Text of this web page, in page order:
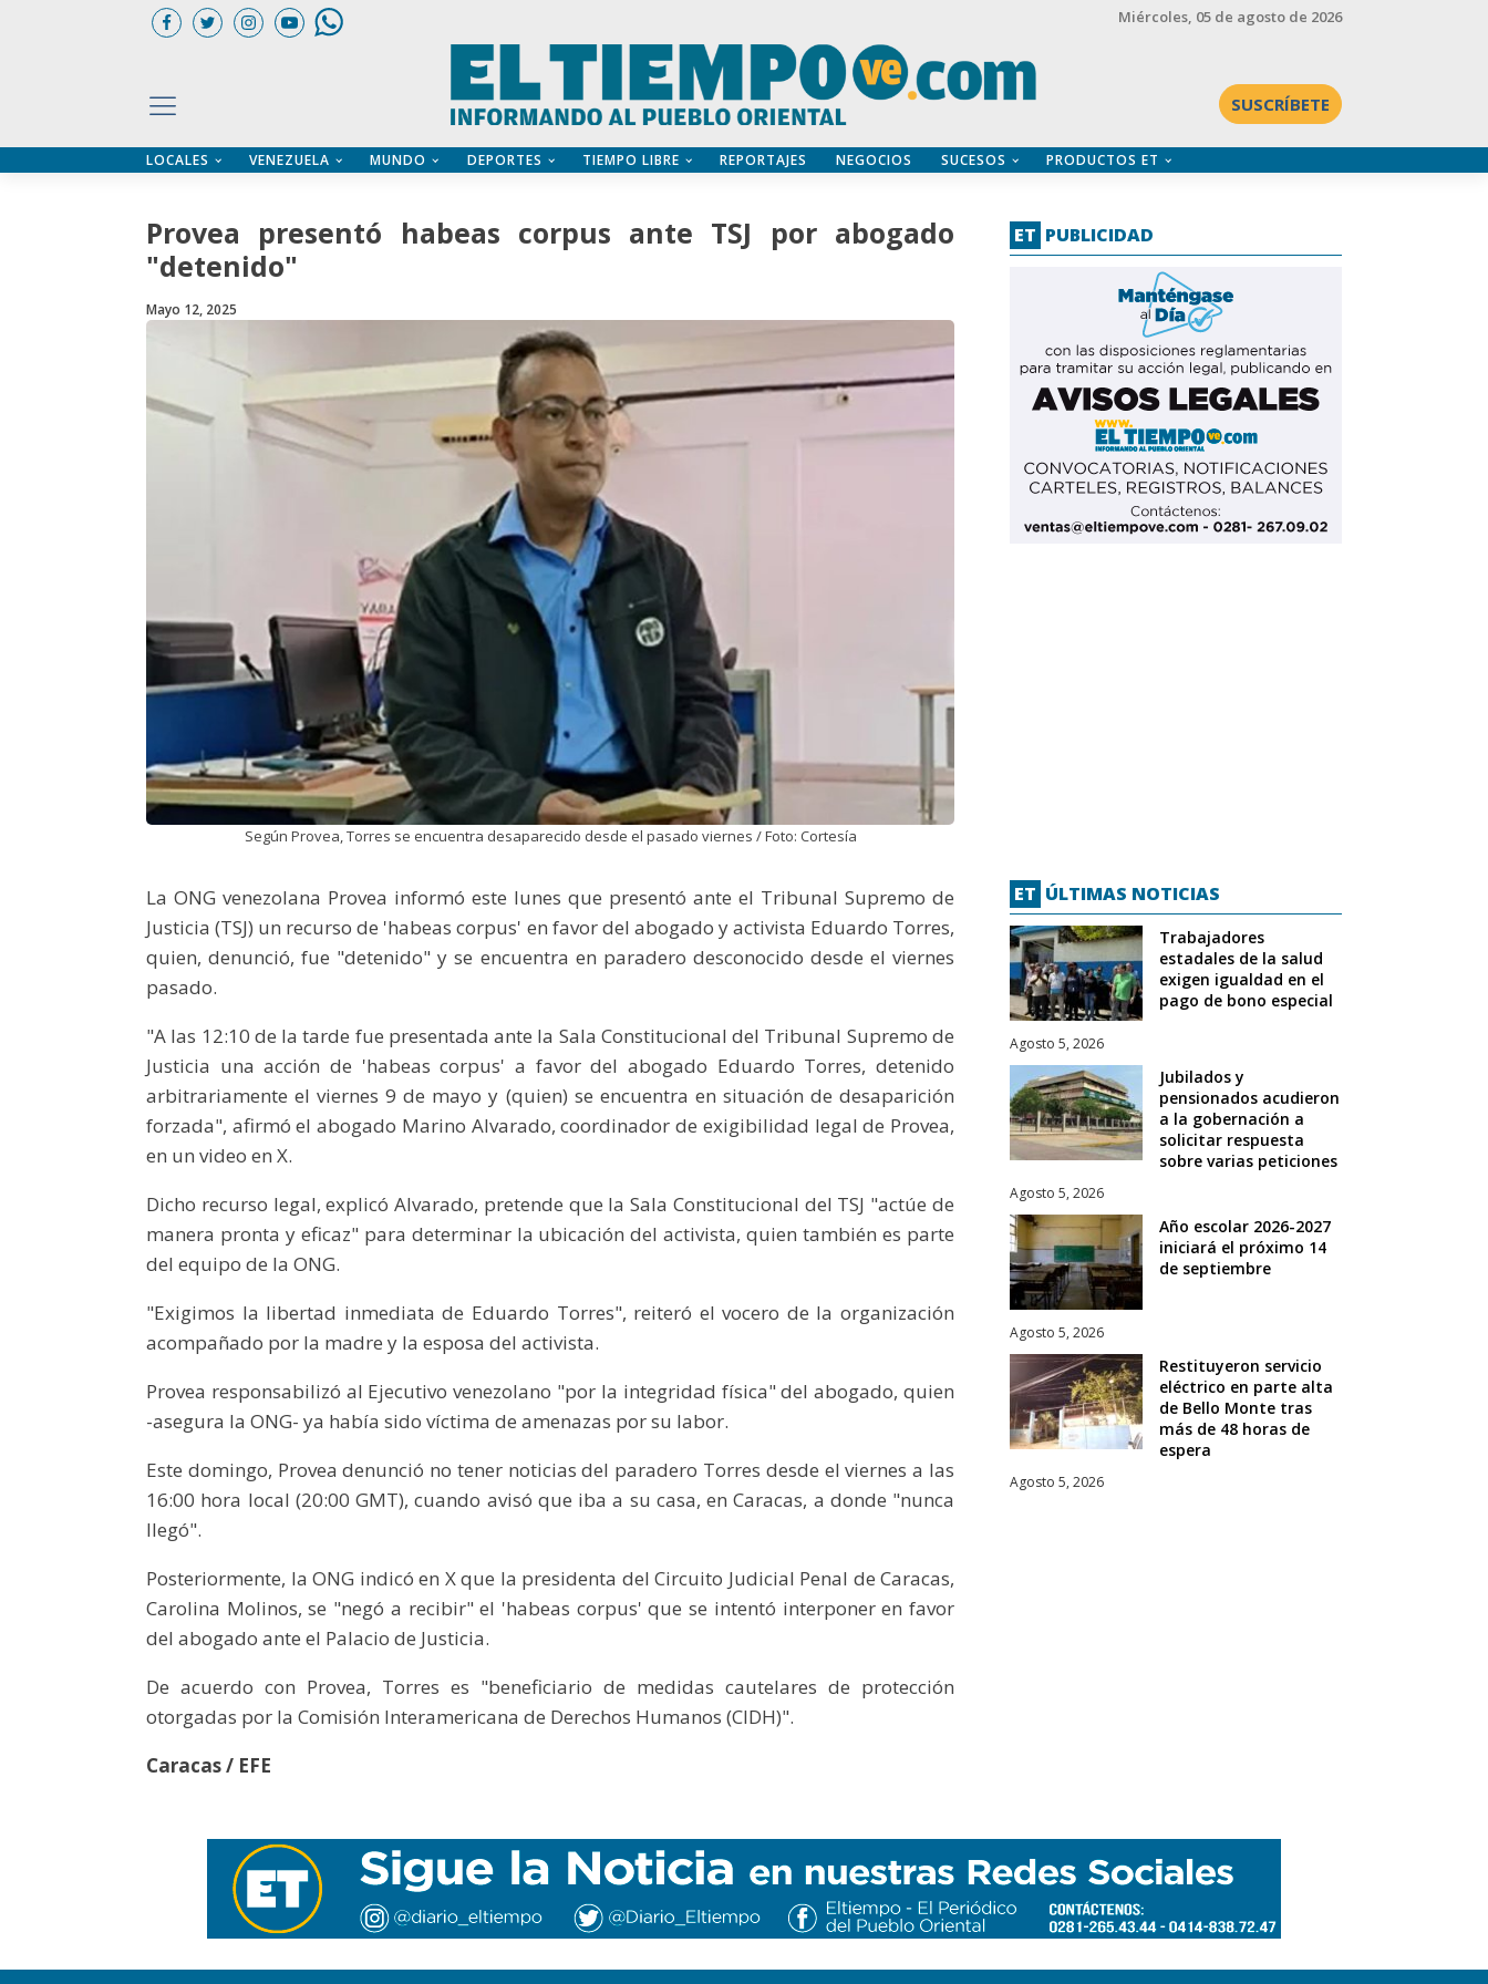
Miércoles, 05 de agosto de 2026
SUSCRÍBETE
LOCALES VENEZUELA MUNDO DEPORTES TIEMPO LIBRE REPORTAJES NEGOCIOS SUCESOS PRODUCTOS ET
Provea presentó habeas corpus​ ante TSJ por abogado
"detenido"
Mayo 12, 2025
Según Provea, Torres se encuentra desaparecido desde el pasado viernes / Foto: Cortesía
La ONG venezolana Provea informó este lunes que presentó ante el Tribunal Supremo de
Justicia (TSJ) un recurso de 'habeas corpus' en favor del abogado y activista Eduardo Torres,
quien, denunció, fue "detenido" y se encuentra en paradero desconocido desde el viernes
pasado.
"A las 12:10 de la tarde fue presentada ante la Sala Constitucional del Tribunal Supremo de
Justicia una acción de 'habeas corpus' a favor del abogado Eduardo Torres, detenido
arbitrariamente el viernes 9 de mayo y (quien) se encuentra en situación de desaparición
forzada", afirmó el abogado Marino Alvarado, coordinador de exigibilidad legal de Provea,
en un video en X.
Dicho recurso legal, explicó Alvarado, pretende que la Sala Constitucional del TSJ "actúe de
manera pronta y eficaz" para determinar la ubicación del activista, quien también es parte
del equipo de la ONG.
"Exigimos la libertad inmediata de Eduardo Torres", reiteró el vocero de la organización
acompañado por la madre y la esposa del activista.
Provea responsabilizó al Ejecutivo venezolano "por la integridad física" del abogado, quien
-asegura la ONG- ya había sido víctima de amenazas por su labor.
Este domingo, Provea denunció no tener noticias del paradero Torres desde el viernes a las
16:00 hora local (20:00 GMT), cuando avisó que iba a su casa, en Caracas, a donde "nunca
llegó".
Posteriormente, la ONG indicó en X que la presidenta del Circuito Judicial Penal de Caracas,
Carolina Molinos, se "negó a recibir" el 'habeas corpus' que se intentó interponer en favor
del abogado ante el Palacio de Justicia.
De acuerdo con Provea, Torres es "beneficiario de medidas cautelares de protección
otorgadas por la Comisión Interamericana de Derechos Humanos (CIDH)".
Caracas / EFE
ET PUBLICIDAD
ET ÚLTIMAS NOTICIAS
Trabajadores
estadales de la salud
exigen igualdad en el
pago de bono especial
Agosto 5, 2026
Jubilados y
pensionados acudieron
a la gobernación a
solicitar respuesta
sobre varias peticiones
Agosto 5, 2026
Año escolar 2026-2027
iniciará el próximo 14
de septiembre
Agosto 5, 2026
Restituyeron servicio
eléctrico en parte alta
de Bello Monte tras
más de 48 horas de
espera
Agosto 5, 2026